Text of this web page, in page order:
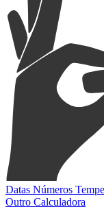
Datas Números
Outro Calculadora